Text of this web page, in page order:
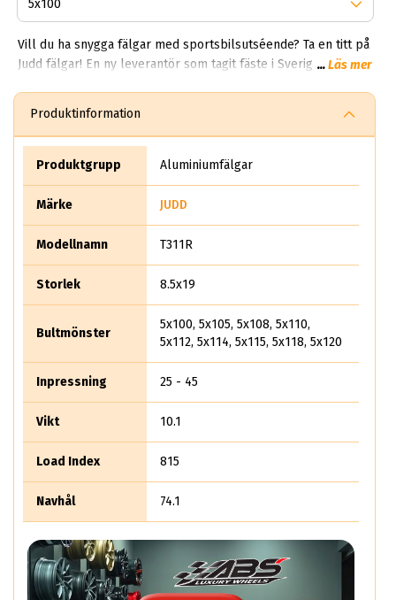
Vill du ha snygga fälgar med sportsbilsutséende? Ta en titt på
Judd fälgar! En ny leverantör som tagit fäste i Sverige med
sälja konkava och mångekrade fälgar i storlekarna 18-20 tum.
5 x 118, 5 x 120, 5 x 127 och 5 x 130. Bland deras kunder är
majoriteten mercedes ägare med modeller som CLS, CLA och
AMG. Bäst i test är serien T104, T137 och T225.
...Läs mer
Produktinformation
Produktgrupp Aluminiumfälgar
Märke JUDD
Modellnamn T311R
Storlek 8.5x19
Bultmönster
5x100, 5x105, 5x108, 5x110,
5x112, 5x114, 5x115, 5x118, 5x120
Inpressning 25 - 45
Vikt 10.1
Load Index 815
Navhål 74.1